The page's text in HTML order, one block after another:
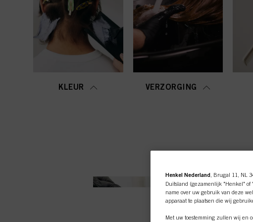
KLEUR VERZORGING
Henkel Nederland , Brugal 11, NL
Duitsland (gezamenlijk "Henkel" of
name over uw gebruik van deze
apparaat te plaatsen die wij
Met uw toestemming zullen wij en